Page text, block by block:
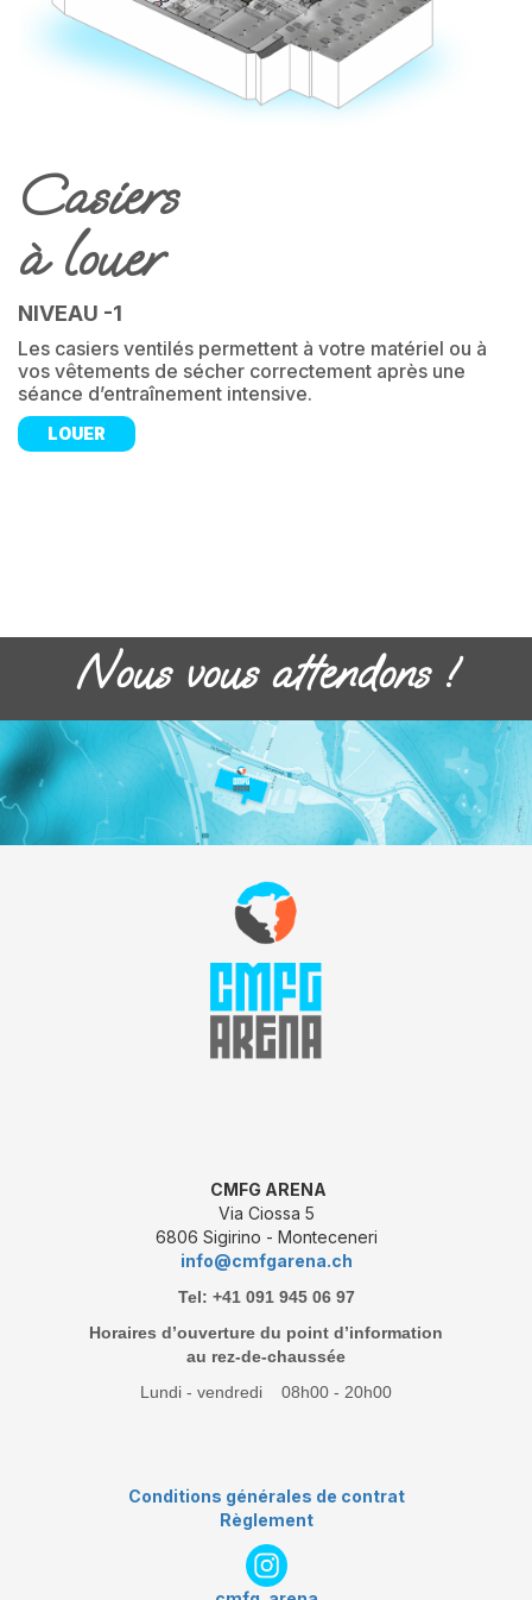
Casiers
à louer
NIVEAU -1
Les casiers ventilés permettent à votre matériel ou à
vos vêtements de sécher correctement après une
séance d’entraînement intensive.
LOUER
Nous vous attendons !
CMFG ARENA
Via Ciossa 5
6806 Sigirino - Monteceneri
info@cmfgarena.ch
Tel: +41 091 945 06 97
Horaires d’ouverture du point d’information
au rez-de-chaussée
Lundi - vendredi 08h00 - 20h00
Conditions générales de contrat
Règlement